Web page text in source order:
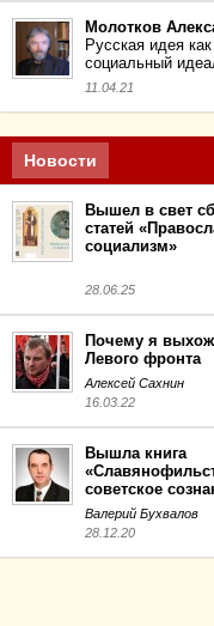
Молотков
Русская идея как
социальный
11.04.21
Новости
Вышел в свет
статей
социализм»
28.06.25
Почему я
Левого фронта
Алексей Сахнин
16.03.22
Вышла книга
советское
Валерий Бухвалов
28.12.20